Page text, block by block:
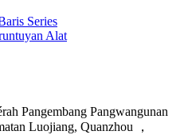
Series
Alat
Pangembang Pangwangunan
Luojiang, Quanzhou ，